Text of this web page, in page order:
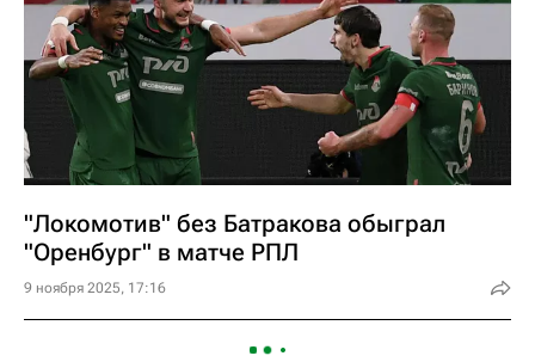
"Локомотив" без Батракова обыграл
"Оренбург" в матче РПЛ
9 ноября 2025, 17:16